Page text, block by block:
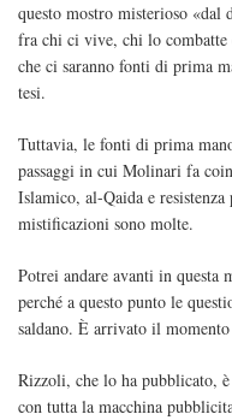
questo mostro misterioso «dal
fra chi ci vive, chi lo combatte
che ci saranno fonti di prima
tesi.
Tuttavia, le fonti di prima
passaggi in cui Molinari fa
Islamico, al-Qaida e
mistificazioni sono molte.
Potrei andare avanti in questa
perché a questo punto le
saldano. È arrivato il
Rizzoli, che lo ha pubblicato,
con tutta la macchina